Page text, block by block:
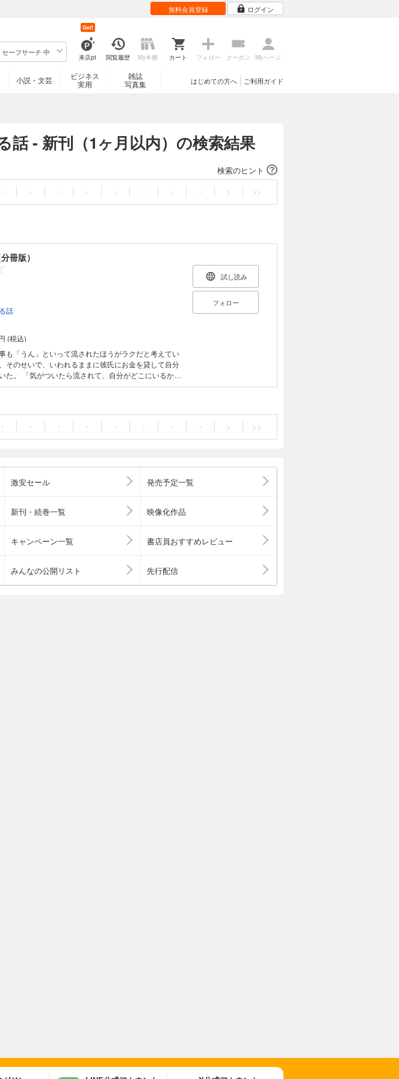
無料会員登録 ログイン
セーフサーチ 中
来店pt
Get!
閲覧履歴 My本棚 カート フォロー クーポン Myページ
小説・文芸
ビジネス
実用
雑誌
写真集
ご利用ガイド
はじめての方へ
話 - 新刊（1ヶ月以内）の検索結果
検索のヒント
・ ・ ・ ・ ・ ・ ・ ・ > >>
冊版）
話
(税込)
も「うん」といって流されたほうがラクだと考えてい
そのせいで、いわれるままに彼氏にお金を貸して自分
た。 「気がついたら流されて、自分がどこにいるかわ
んな彼女が見つけた「ピンク」なアルバイトと
試し読み
フォロー
・ ・ ・ ・ ・ ・ ・ ・ > >>
激安セール 発売予定一覧
新刊・続巻一覧 映像化作品
キャンペーン一覧 書店員おすすめレビュー
みんなの公開リスト 先行配信